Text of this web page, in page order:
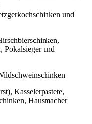
und
Pokalsieger und
Kasselerpastete,
Hausmacher